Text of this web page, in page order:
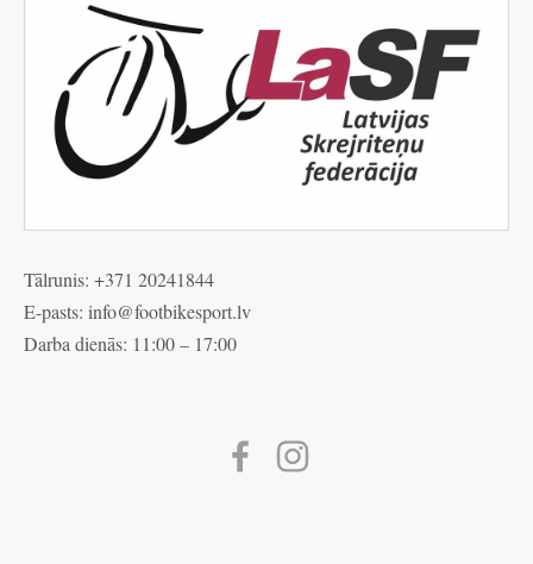
Tālrunis: +371 20241844
E-pasts: info@footbikesport.lv
Darba dienās: 11:00 – 17:00